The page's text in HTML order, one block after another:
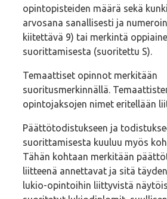
opintopisteiden määrä sekä
arvosana sanallisesti ja
kiitettävä 9) tai merkintä
suorittamisesta (suoritettu S).
Temaattiset opinnot merkitään
suoritusmerkinnällä.
opintojaksojen nimet eritellään
Päättötodistukseen ja
suorittamisesta kuuluu myös
Tähän kohtaan merkitään
liitteenä annettavat ja sitä
lukio-opintoihin liittyvistä